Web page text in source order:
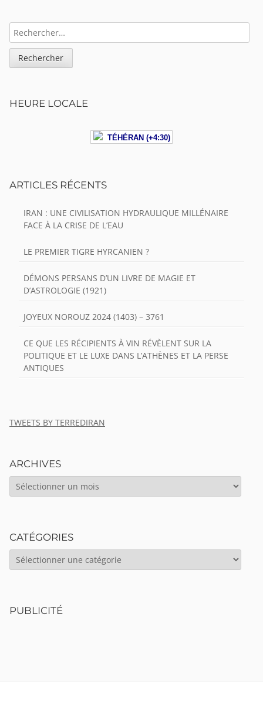
Sidebar
RECHERCHER :
HEURE LOCALE
TÉHÉRAN (+4:30)
ARTICLES RÉCENTS
IRAN : UNE CIVILISATION HYDRAULIQUE MILLÉNAIRE
FACE À LA CRISE DE L’EAU
LE PREMIER TIGRE HYRCANIEN ?
DÉMONS PERSANS D’UN LIVRE DE MAGIE ET
D’ASTROLOGIE (1921)
JOYEUX NOROUZ 2024 (1403) – 3761
CE QUE LES RÉCIPIENTS À VIN RÉVÈLENT SUR LA
POLITIQUE ET LE LUXE DANS L’ATHÈNES ET LA PERSE
ANTIQUES
TWEETS BY TERREDIRAN
ARCHIVES
ARCHIVES
CATÉGORIES
CATÉGORIES
PUBLICITÉ